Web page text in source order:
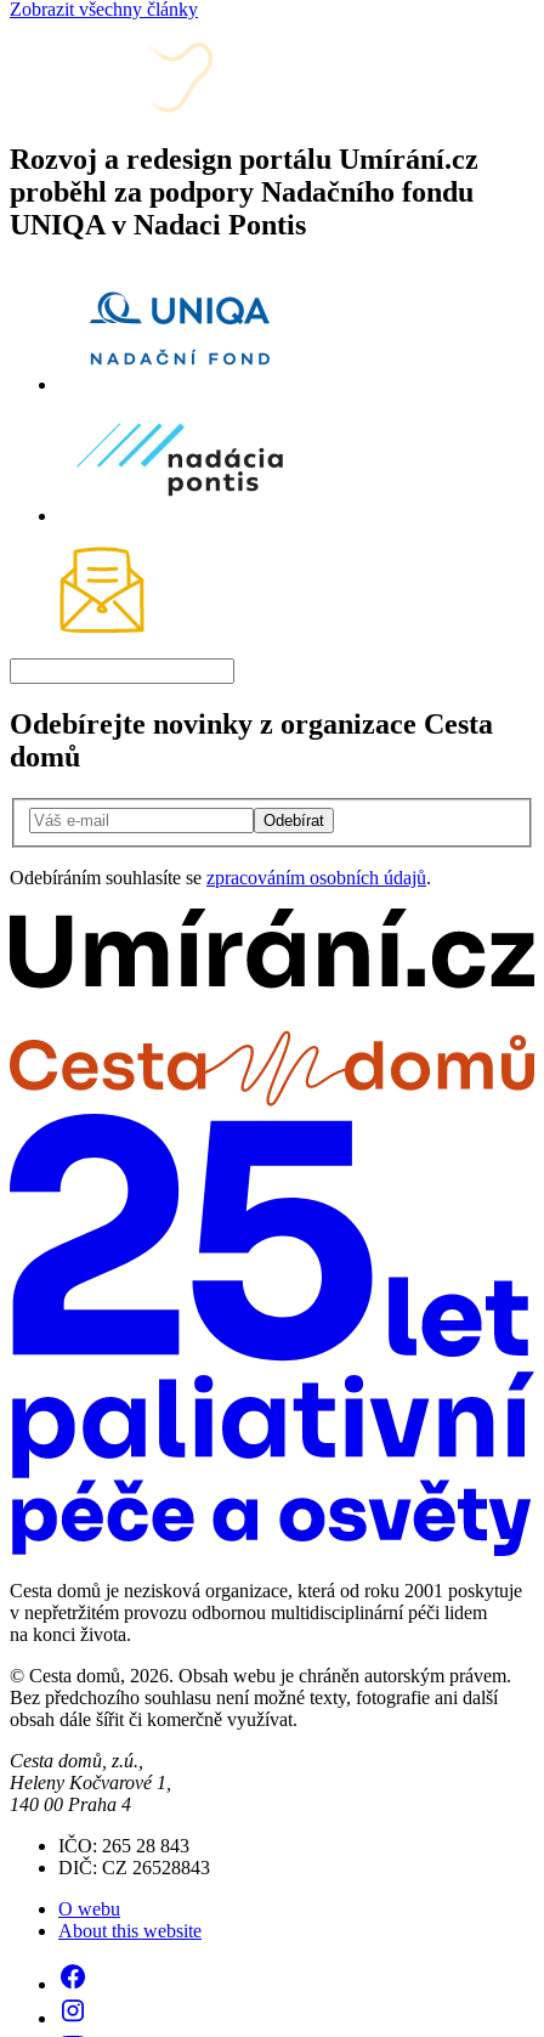
Zobrazit všechny články
Rozvoj a redesign portálu Umírání.cz
proběhl za podpory Nadačního fondu
UNIQA v Nadaci Pontis
Odebírejte novinky z organizace Cesta
domů
Odebírat
Odebíráním souhlasíte se zpracováním osobních údajů.
Cesta domů je nezisková organizace, která od roku 2001 poskytuje
v nepřetržitém provozu odbornou multidisciplinární péči lidem
na konci života.
© Cesta domů, 2026. Obsah webu je chráněn autorským právem.
Bez předchozího souhlasu není možné texty, fotografie ani další
obsah dále šířit či komerčně využívat.
Cesta domů, z.ú.,
Heleny Kočvarové 1,
140 00 Praha 4
IČO: 265 28 843
DIČ: CZ 26528843
O webu
About this website